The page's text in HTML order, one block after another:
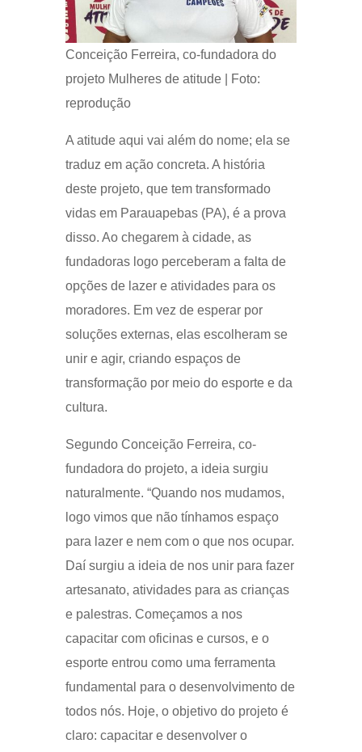
Conceição Ferreira, co-fundadora do
projeto Mulheres de atitude | Foto:
reprodução
A atitude aqui vai além do nome; ela se
traduz em ação concreta. A história
deste projeto, que tem transformado
vidas em Parauapebas (PA), é a prova
disso. Ao chegarem à cidade, as
fundadoras logo perceberam a falta de
opções de lazer e atividades para os
moradores. Em vez de esperar por
soluções externas, elas escolheram se
unir e agir, criando espaços de
transformação por meio do esporte e da
cultura.
Segundo Conceição Ferreira, co-
fundadora do projeto, a ideia surgiu
naturalmente. “Quando nos mudamos,
logo vimos que não tínhamos espaço
para lazer e nem com o que nos ocupar.
Daí surgiu a ideia de nos unir para fazer
artesanato, atividades para as crianças
e palestras. Começamos a nos
capacitar com oficinas e cursos, e o
esporte entrou como uma ferramenta
fundamental para o desenvolvimento de
todos nós. Hoje, o objetivo do projeto é
claro: capacitar e desenvolver o